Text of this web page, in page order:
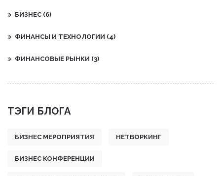
БИЗНЕС (6)
ФИНАНСЫ И ТЕХНОЛОГИИ (4)
ФИНАНСОВЫЕ РЫНКИ (3)
ТЭГИ БЛОГА
БИЗНЕС МЕРОПРИЯТИЯ НЕТВОРКИНГ
БИЗНЕС КОНФЕРЕНЦИИ